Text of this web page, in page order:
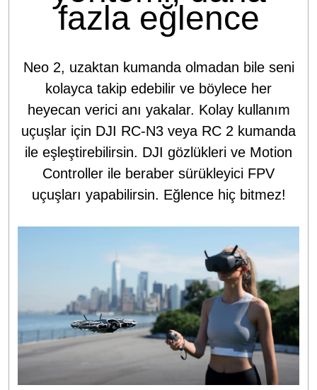
fazla eğlence
Neo 2, uzaktan kumanda olmadan bile seni
kolayca takip edebilir ve böylece her
heyecan verici anı yakalar. Kolay kullanım
uçuşlar için DJI RC-N3 veya RC 2 kumanda
ile eşleştirebilirsin. DJI gözlükleri ve Motion
Controller ile beraber sürükleyici FPV
uçuşları yapabilirsin. Eğlence hiç bitmez!